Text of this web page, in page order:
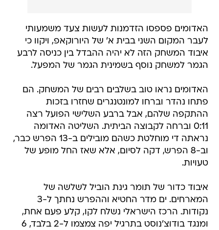
האדומים פספסו הזדמנות לעשות צעד משמעותי
לעבר המקום השני בבית א' של היורוקאפ, ויקוו כי
איבוד המשחק הזה לא יהיה ההבדל בין כניסה לרבע
הגמר למשחק נוסף בשמינית הגמר של המפעל.
האדומים נראו טוב בשלבים רבים של המשחק. הם
פתחו נהדר וברחו למונטנגרים שחזרו בזכות
ההתקפה שלהם, אבל ברבע השלישי הפועל רצה
0:11 וברחה לקבוצה הביתית. השליטה האדומה
נראתה די מוחלטת כשהם מובילים ב-13 הפרש כבר,
וב-8 הפרש, דקה לסיום, אלא שאז החל מופע של
טעויות.
איבוד כדור של תומר גינת הוביל לשלשה של
המארחים. ים מדר החטיא וההפרש נחתך ל-3
נקודות. הרכז הישראלי נשלח לקו, קלע פעם אחת,
ומנגד בודוצ'נוסט בתרגיל יפה צמצמו ל-2 בלבד, 6